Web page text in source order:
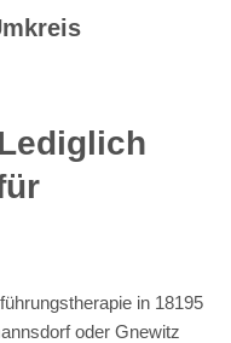
in 18195
oder Gnewitz